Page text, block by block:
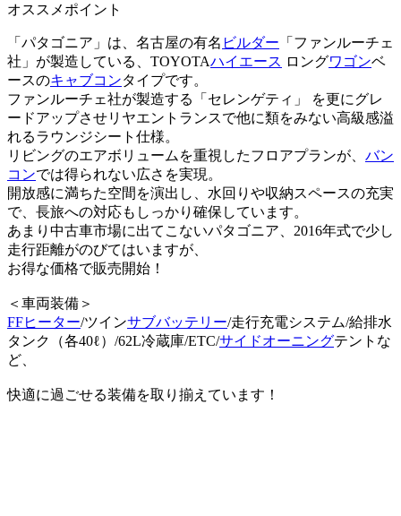
オススメポイント
「パタゴニア」は、名古屋の有名 ビルダー 「ファンルーチェ
社」が製造している、TOYOTAハイエース ロングワゴンベ
ースのキャブコンタイプです。
ファンルーチェ社が製造する「セレンゲティ」 を更にグレ
ードアップさせリヤエントランスで他に類をみない高級感溢
れるラウンジシート仕様。
リビングのエアボリュームを重視したフロアプランが、 バン
コンでは得られない広さを実現。
開放感に満ちた空間を演出し、水回りや収納スペースの充実
で、長旅への対応もしっかり確保しています。
あまり中古車市場に出てこないパタゴニア、2016年式で少し
走行距離がのびてはいますが、
お得な価格で販売開始！
＜車両装備＞
FFヒーター/ツインサブバッテリー/走行充電システム/給排水
タンク（各40ℓ）/62L冷蔵庫/ETC/サイドオーニングテントな
ど、
快適に過ごせる装備を取り揃えています！